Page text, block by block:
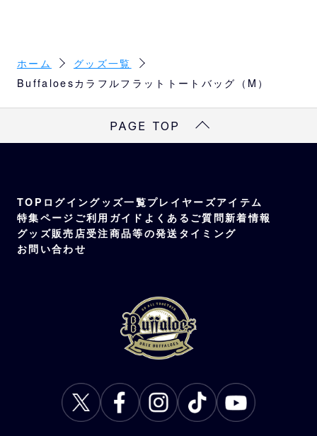
内容量：約5L
カラー
パステルエメラルド×マンダリンオレンジ、パ
ステルイエロー×ダークブラウン、パステルパ
ープル×ビビッドイエロー
ホーム
グッズ一覧
Buffaloesカラフルフラットトートバッグ（M）
PAGE TOP
TOP ログイングッズ一覧プレイヤーズアイテム
特集ページ ご利用ガイド よくあるご質問新着情報
グッズ販売店受注商品等の発送タイミング
お問い合わせ